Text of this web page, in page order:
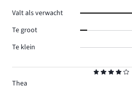
4
Thea
Valt als verwacht
Te groot
Te klein